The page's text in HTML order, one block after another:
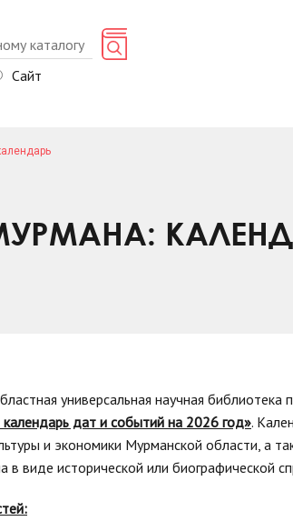
Сайт
универсальная научная
дат и событий на 2026 год».
и экономики Мурманской области, а
виде исторической или биографической